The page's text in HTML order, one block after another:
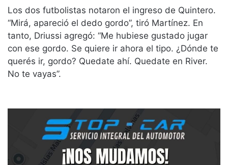
Los dos futbolistas notaron el ingreso de Quintero.
“Mirá, apareció el dedo gordo”, tiró Martínez. En
tanto, Driussi agregó: “Me hubiese gustado jugar
con ese gordo. Se quiere ir ahora el tipo. ¿Dónde te
querés ir, gordo? Quedate ahí. Quedate en River.
No te vayas”.